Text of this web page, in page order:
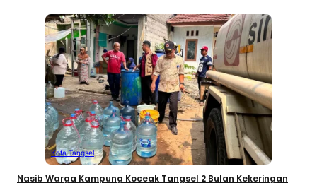
Kota Tangsel
Nasib Warga Kampung Koceak Tangsel 2 Bulan Kekeringan